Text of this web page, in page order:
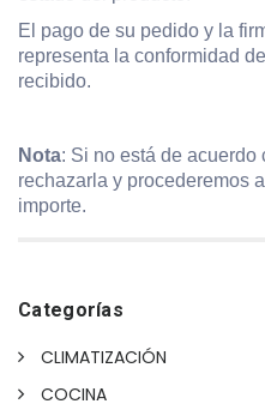
El pago de su pedido y la
representa la conformidad
recibido.
Nota: Si no está de acuerdo
rechazarla y procederemos
importe.
Categorías
CLIMATIZACIÓN
COCINA